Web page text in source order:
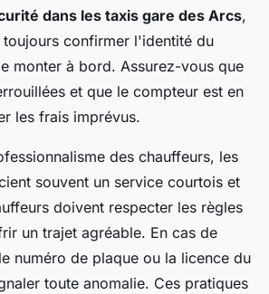
dans les taxis gare des Arcs,
confirmer l'identité du
monter à bord. Assurez-vous que
et que le compteur est en
les frais imprévus.
des chauffeurs, les
souvent un service courtois et
doivent respecter les règles
un trajet agréable. En cas de
numéro de plaque ou la licence du
toute anomalie. Ces pratiques